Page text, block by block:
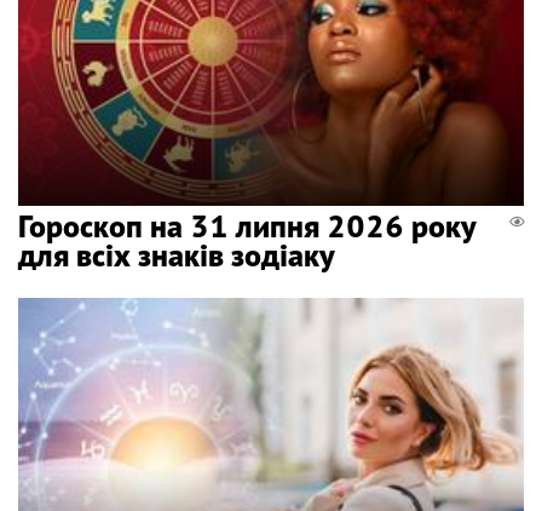
Гороскоп на 31 липня 2026 року
для всіх знаків зодіаку